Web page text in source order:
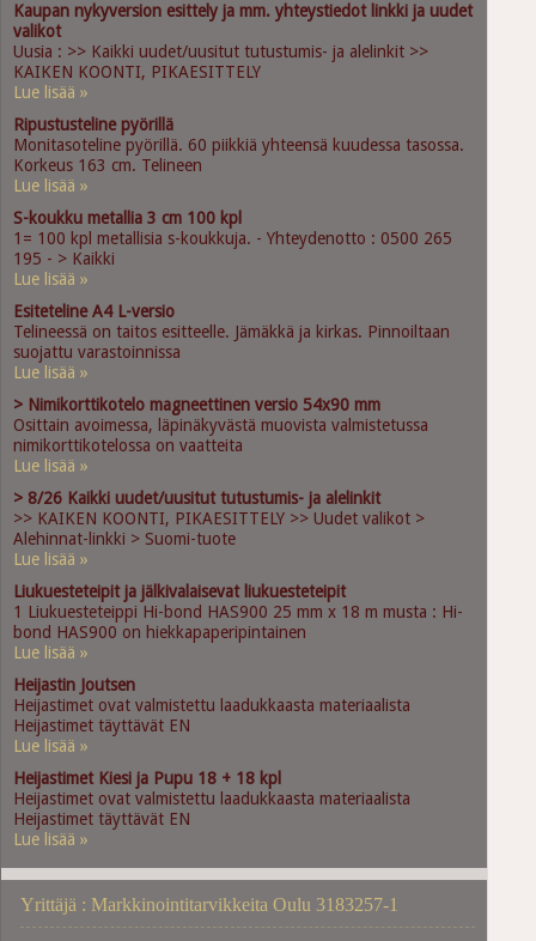
Kaupan nykyversion esittely ja mm. yhteystiedot linkki ja uudet
valikot
Uusia : >> Kaikki uudet/uusitut tutustumis- ja alelinkit >>
KAIKEN KOONTI, PIKAESITTELY
Lue lisää »
Ripustusteline pyörillä
Monitasoteline pyörillä. 60 piikkiä yhteensä kuudessa tasossa.
Korkeus 163 cm. Telineen
Lue lisää »
S-koukku metallia 3 cm 100 kpl
1= 100 kpl metallisia s-koukkuja. - Yhteydenotto : 0500 265
195 - > Kaikki
Lue lisää »
Esiteteline A4 L-versio
Telineessä on taitos esitteelle. Jämäkkä ja kirkas. Pinnoiltaan
suojattu varastoinnissa
Lue lisää »
> Nimikorttikotelo magneettinen versio 54x90 mm
Osittain avoimessa, läpinäkyvästä muovista valmistetussa
nimikorttikotelossa on vaatteita
Lue lisää »
> 8/26 Kaikki uudet/uusitut tutustumis- ja alelinkit
>> KAIKEN KOONTI, PIKAESITTELY >> Uudet valikot >
Alehinnat-linkki > Suomi-tuote
Lue lisää »
Liukuesteteipit ja jälkivalaisevat liukuesteteipit
1 Liukuesteteippi Hi-bond HAS900 25 mm x 18 m musta : Hi-
bond HAS900 on hiekkapaperipintainen
Lue lisää »
Heijastin Joutsen
Heijastimet ovat valmistettu laadukkaasta materiaalista
Heijastimet täyttävät EN
Lue lisää »
Heijastimet Kiesi ja Pupu 18 + 18 kpl
Heijastimet ovat valmistettu laadukkaasta materiaalista
Heijastimet täyttävät EN
Lue lisää »
Yrittäjä : Markkinointitarvikkeita Oulu 3183257-1